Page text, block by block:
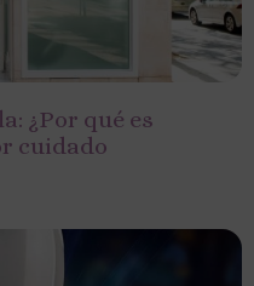
¿Por qué es
cuidado